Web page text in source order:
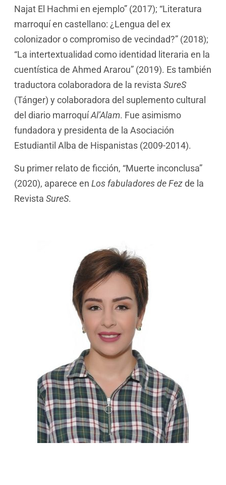
Najat El Hachmi en ejemplo” (2017); “Literatura
marroquí en castellano: ¿Lengua del ex
colonizador o compromiso de vecindad?” (2018);
“La intertextualidad como identidad literaria en la
cuentística de Ahmed Ararou” (2019). Es también
traductora colaboradora de la revista SureS
(Tánger) y colaboradora del suplemento cultural
del diario marroquíAl’Alam. Fue asimismo
fundadora y presidenta de la Asociación
Estudiantil Alba de Hispanistas (2009-2014).
Su primer relato de ficción, “Muerte inconclusa”
(2020), aparece en Los fabuladores de Fezde la
Revista SureS.